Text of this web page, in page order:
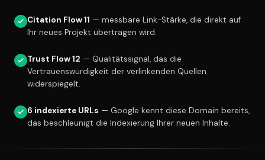
Citation Flow 11 — messbare Link-Stärke, die direkt auf
Ihr neues Projekt übertragen wird.
Trust Flow 12 — Qualitätssignal, das die
Vertrauenswürdigkeit der verlinkenden Quellen
widerspiegelt.
6 indexierte URLs — Google kennt diese Domain bereits,
das beschleunigt die Indexierung Ihrer neuen Inhalte.